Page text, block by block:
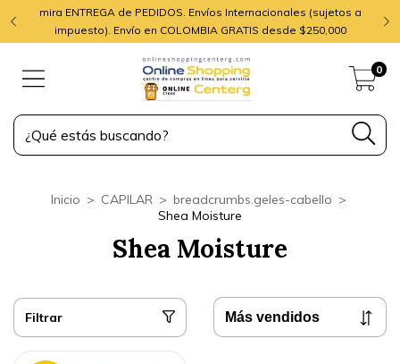
mira ENTREGA de PEDIDOS. Envíos Internacionales (sujetos a
impuesto). Envío en COLOMBIA GRATIS desde $250,000
0
Inicio > CAPILAR > breadcrumbs.geles-cabello >
Shea Moisture
Shea Moisture
Filtrar